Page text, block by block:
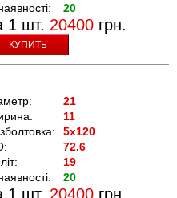
20
1 шт. 20400 грн.
КУПИТЬ
21
11
5x120
72.6
19
20
1 шт. 20400 грн.